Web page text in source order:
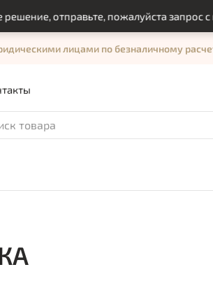
отправьте, пожалуйста запрос с
лицами по безналичному